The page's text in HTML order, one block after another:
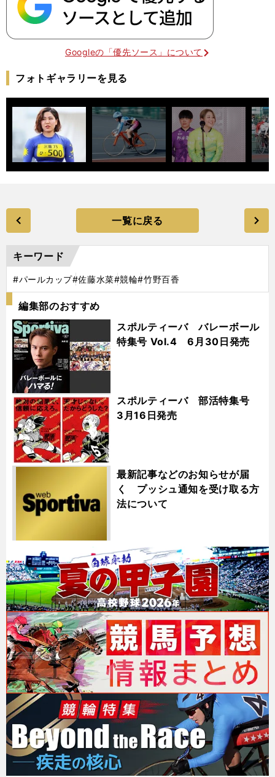
Googleの「優先ソース」について
フォトギャラリーを見る
一覧に戻る
キーワード
#パールカップ#佐藤水菜#競輪#竹野百香
編集部のおすすめ
スポルティーバ バレーボール
特集号 Vol.4 6月30日発売
スポルティーバ 部活特集号
3月16日発売
最新記事などのお知らせが届
く プッシュ通知を受け取る方
法について